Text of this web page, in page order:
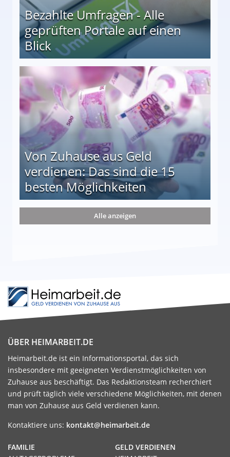
Bezahlte Umfragen - Alle
geprüften Portale auf einen
Blick
auf einen Blick
Von Zuhause aus Geld
verdienen: Das sind die 15
besten Möglichkeiten
die 15 besten Möglichkeiten
Alle anzeigen
ÜBER HEIMARBEIT.DE
Heimarbeit.de ist ein Informationsportal, das sich
insbesondere mit geeigneten Verdienstmöglichkeiten von
Zuhause aus beschäftigt. Das Redaktionsteam recherchiert
und prüft täglich viele verschiedene Möglichkeiten, mit denen
man von Zuhause aus Geld verdienen kann.
Kontaktiere uns: kontakt@heimarbeit.de
GELD VERDIENEN
FAMILIE